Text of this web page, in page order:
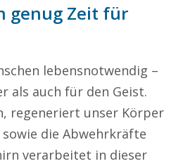
genug Zeit für
lebensnotwendig –
als auch für den Geist.
regeneriert unser Körper
die Abwehrkräfte
verarbeitet in dieser